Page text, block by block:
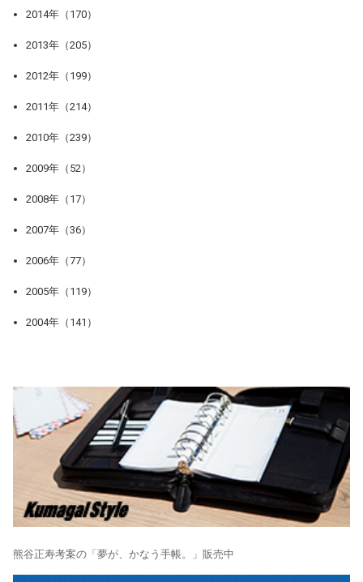
2014年（170）
2013年（205）
2012年（199）
2011年（214）
2010年（239）
2009年（52）
2008年（17）
2007年（36）
2006年（77）
2005年（119）
2004年（141）
熊谷正寿考案の「夢が、かなう手帳。」販売中